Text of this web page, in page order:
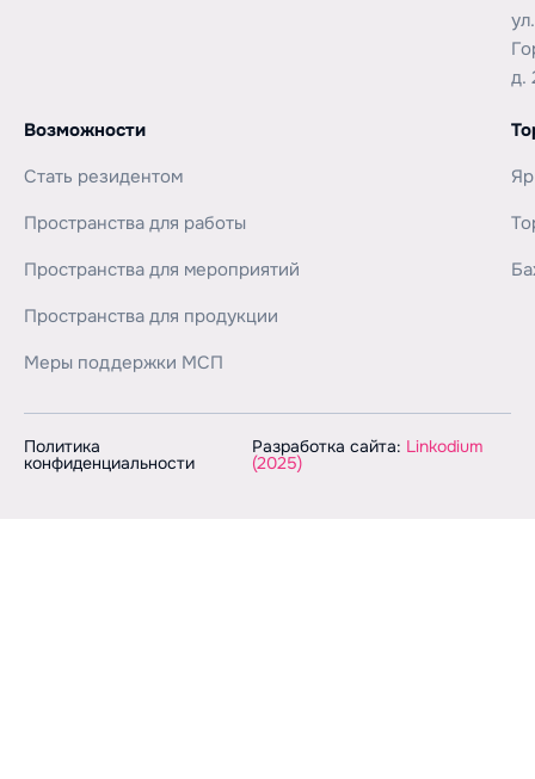
д.
Возможности
Стать резидентом
Пространства для работы
Пространства для мероприятий
Пространства для продукции
Меры поддержки МСП
Политика
конфиденциальности
Разработка сайта: Linkodium
(2025)